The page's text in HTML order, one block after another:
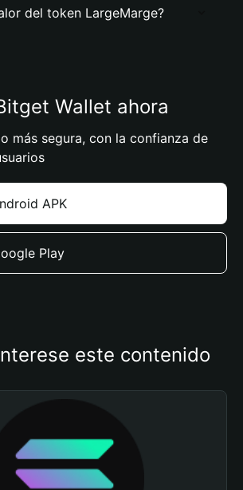
del token LargeMarge?
Wallet ahora
más segura, con la confianza de
APK
Play
este contenido